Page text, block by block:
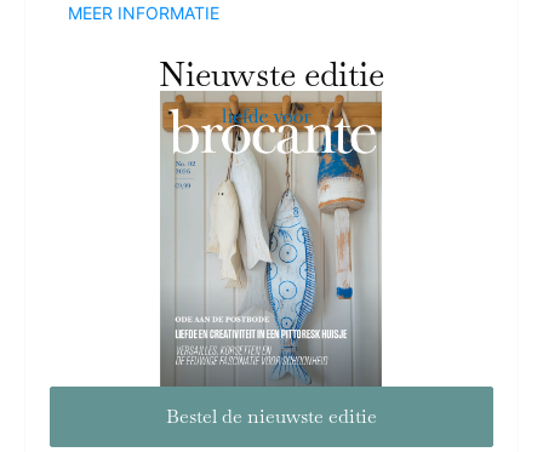
MEER INFORMATIE
Nieuwste editie
Bestel de nieuwste editie